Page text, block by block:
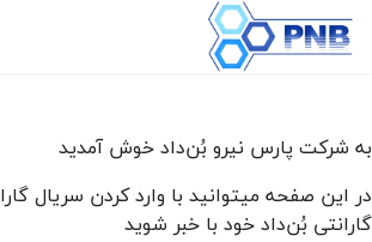
به شرکت پارس نیرو بُن‌داد خوش آمدید
در این صفحه میتوانید با وارد کردن سریال
گارانتی بُن‌داد خود با خبر شوید